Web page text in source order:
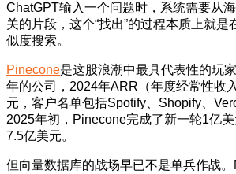
ChatGPT输入一个问题时，系统需要从
关的片段，这个“找出”的过程本质上就是
似度搜索。
Pinecone是这股浪潮中最具代表性的玩
年的公司，2024年ARR（年度经常性收
元，客户名单包括Spotify、Shopify、
2025年初，Pinecone完成了新一轮1亿
7.5亿美元。
但向量数据库的战场早已不是单兵作战